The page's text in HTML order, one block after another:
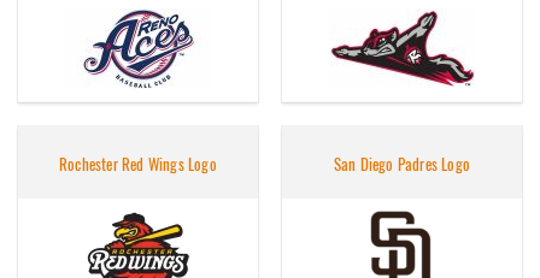
Rochester Red Wings Logo San Diego Padres Logo